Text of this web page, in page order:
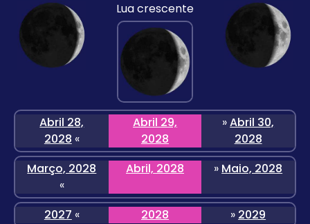
Lua crescente
Abril 28,
2028 «
Abril 29,
2028
»Abril 30,
2028
Março, 2028
«
Abril, 2028 » Maio, 2028
2027 « 2028 » 2029